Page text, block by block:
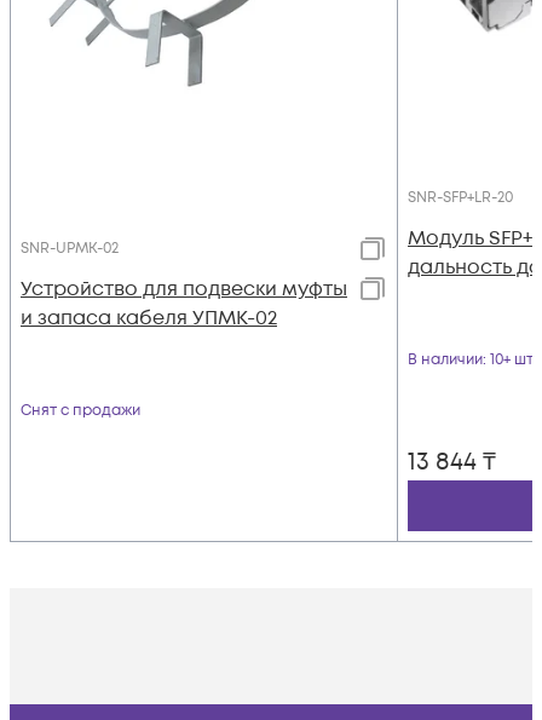
SNR-UPMK-02
Устройство для подвески муфты
и запаса кабеля УПМК-02
Снят с продажи
SNR-SFP+LR-20
Модуль SFP+
дальность до
В наличии: 10+ шт
13 844₸